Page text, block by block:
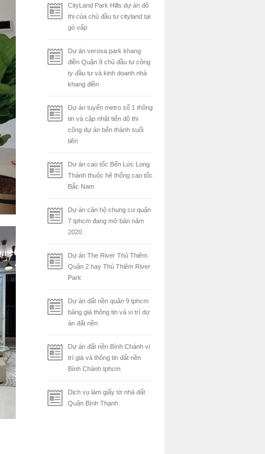
CityLand Park Hills dự án đô
thị của chủ đầu tư cityland tại
gò vấp
Dự án verosa park khang
điền Quận 9 chủ đầu tư công
ty đầu tư và kinh doanh nhà
khang điền
Dự án tuyến metro số 1 thông
tin và cập nhật tiến độ thi
công dự án bến thành suối
tiên
Dư án cao tốc Bến Lức Long
Thành thuộc hê thống cao tốc
Bắc Nam
Dự án căn hộ chung cư quận
7 tphcm đang mở bán năm
2020
Dự án The River Thủ Thiêm
Quận 2 hay Thủ Thiêm River
Park
Dự án đất nền quân 9 tphcm
bảng giá thông tin và vi trí dự
án đất nền
Dự án đất nền Bình Chánh vị
trí giá và thông tin đất nền
Bình Chánh tphcm
Dịch vụ làm giấy tờ nhà đất
Quận Bình Thạnh